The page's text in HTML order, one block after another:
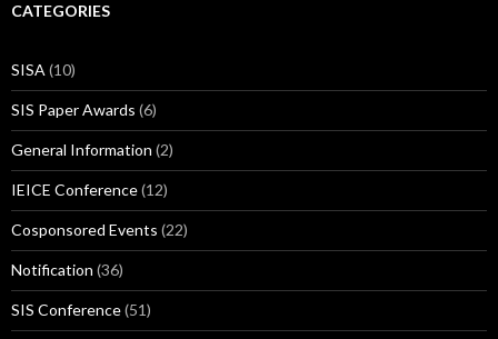
CATEGORIES
SISA (10)
SIS Paper Awards (6)
General Information (2)
IEICE Conference(12)
Cosponsored Events (22)
Notification (36)
SIS Conference(51)